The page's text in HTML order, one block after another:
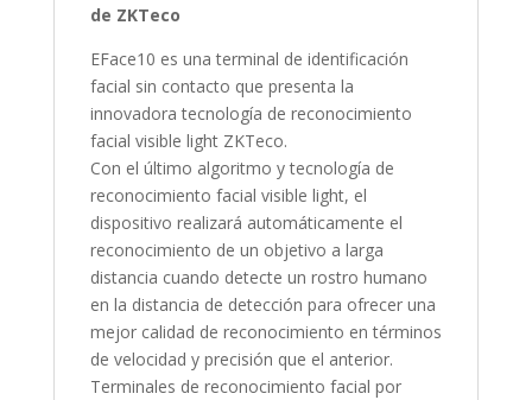
de ZKTeco
EFace10 es una terminal de identificación
facial sin contacto que presenta la
innovadora tecnología de reconocimiento
facial visible light ZKTeco.
Con el último algoritmo y tecnología de
reconocimiento facial visible light, el
dispositivo realizará automáticamente el
reconocimiento de un objetivo a larga
distancia cuando detecte un rostro humano
en la distancia de detección para ofrecer una
mejor calidad de reconocimiento en términos
de velocidad y precisión que el anterior.
Terminales de reconocimiento facial por